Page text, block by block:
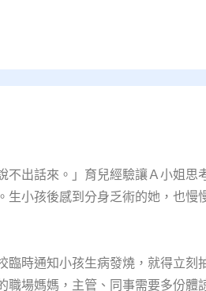
不出話來。」育兒經驗讓Ａ小姐思
小孩後感到分身乏術的她，也慢
時通知小孩生病發燒，就得立刻
職場媽媽，主管、同事需要多份體